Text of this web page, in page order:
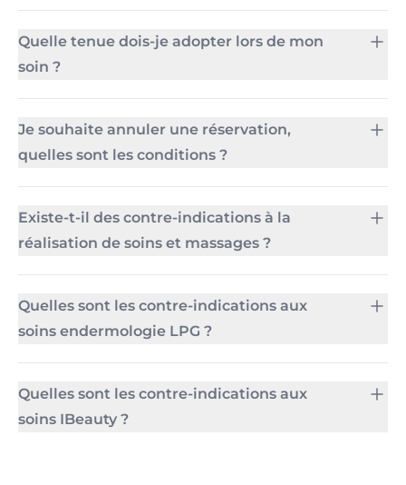
Quelle tenue dois-je adopter lors de mon
soin ?
Je souhaite annuler une réservation,
quelles sont les conditions ?
Existe-t-il des contre-indications à la
réalisation de soins et massages ?
Quelles sont les contre-indications aux
soins endermologie LPG ?
Quelles sont les contre-indications aux
soins IBeauty ?